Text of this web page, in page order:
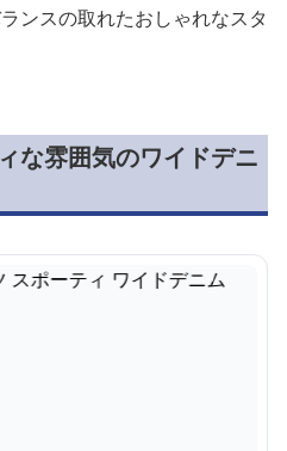
ンスの取れたおしゃれなスタ
な雰囲気のワイドデニ